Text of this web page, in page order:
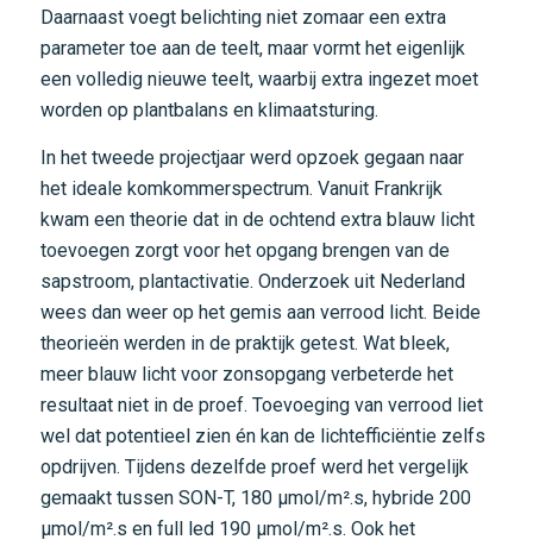
Daarnaast voegt belichting niet zomaar een extra
parameter toe aan de teelt, maar vormt het eigenlijk
een volledig nieuwe teelt, waarbij extra ingezet moet
worden op plantbalans en klimaatsturing.
In het tweede projectjaar werd opzoek gegaan naar
het ideale komkommerspectrum. Vanuit Frankrijk
kwam een theorie dat in de ochtend extra blauw licht
toevoegen zorgt voor het opgang brengen van de
sapstroom, plantactivatie. Onderzoek uit Nederland
wees dan weer op het gemis aan verrood licht. Beide
theorieën werden in de praktijk getest. Wat bleek,
meer blauw licht voor zonsopgang verbeterde het
resultaat niet in de proef. Toevoeging van verrood liet
wel dat potentieel zien én kan de lichtefficiëntie zelfs
opdrijven. Tijdens dezelfde proef werd het vergelijk
gemaakt tussen SON-T, 180 μmol/m².s, hybride 200
μmol/m².s en full led 190 μmol/m².s. Ook het